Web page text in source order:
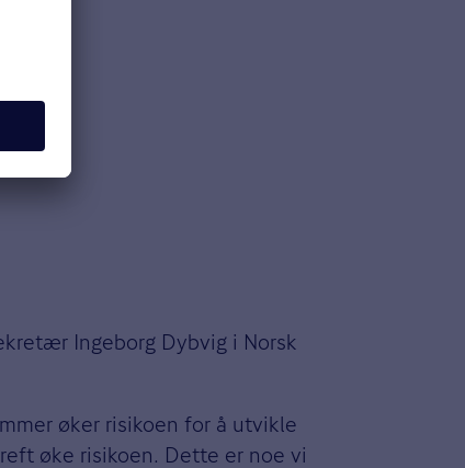
Ingeborg Dybvig i Norsk
øker risikoen for å utvikle
øke risikoen. Dette er noe vi